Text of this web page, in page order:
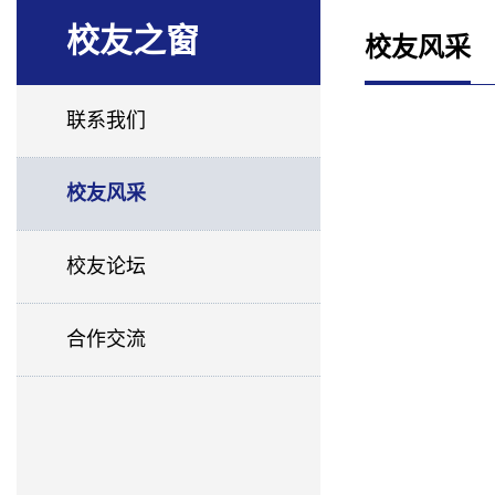
校友之窗
联系我们
校友风采
校友论坛
合作交流
校友风采